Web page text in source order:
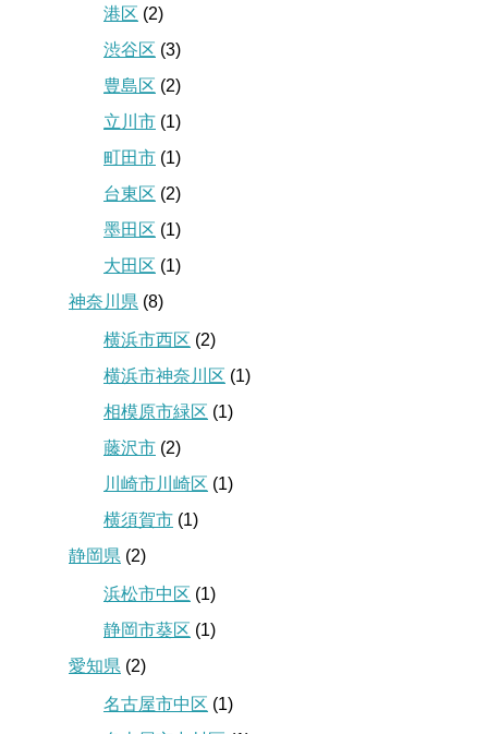
港区 (2)
渋谷区 (3)
豊島区 (2)
立川市 (1)
町田市 (1)
台東区 (2)
墨田区 (1)
大田区 (1)
神奈川県 (8)
横浜市西区 (2)
横浜市神奈川区 (1)
相模原市緑区 (1)
藤沢市 (2)
川崎市川崎区 (1)
横須賀市 (1)
静岡県 (2)
浜松市中区 (1)
静岡市葵区 (1)
愛知県 (2)
名古屋市中区 (1)